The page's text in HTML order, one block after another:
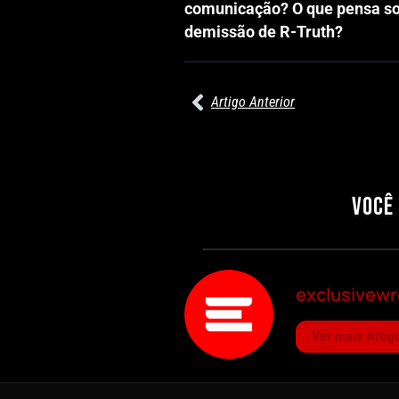
comunicação? O que pensa
demissão de R-Truth?
Artigo Anterior
Ver mais